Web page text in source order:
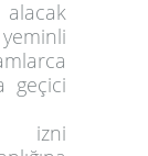
geçici
izni